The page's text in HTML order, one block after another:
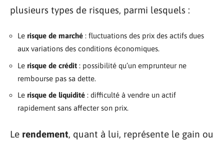
plusieurs types de risques, parmi lesquels :
Le risque de marché : fluctuations des prix des actifs dues
aux variations des conditions économiques.
Le risque de crédit : possibilité qu’un emprunteur ne
rembourse pas sa dette.
Le risque de liquidité : difficulté à vendre un actif
rapidement sans affecter son prix.
Le rendement, quant à lui, représente le gain ou